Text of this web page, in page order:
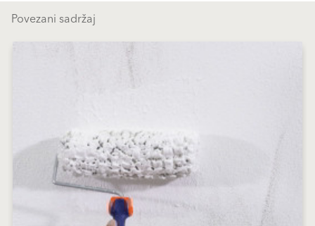
Povezani sadržaj